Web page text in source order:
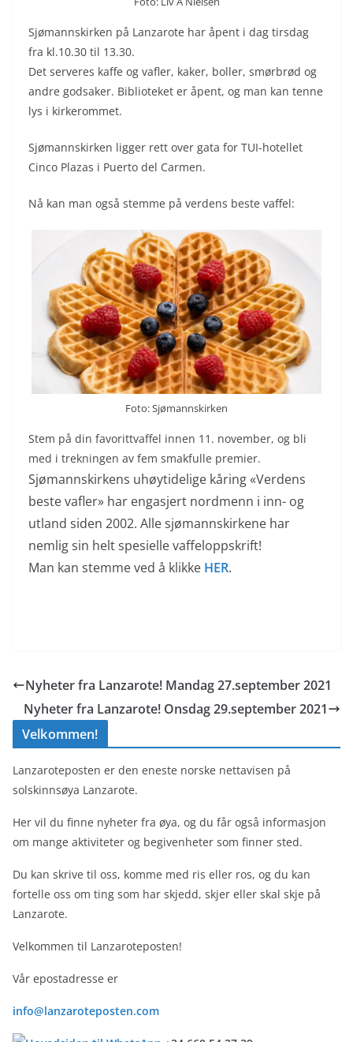
Sjømannskirken på Lanzarote har åpent i dag tirsdag
fra kl.10.30 til 13.30.
Det serveres kaffe og vafler, kaker, boller, smørbrød og
andre godsaker. Biblioteket er åpent, og man kan tenne
lys i kirkerommet.
Sjømannskirken ligger rett over gata for TUI-hotellet
Cinco Plazas i Puerto del Carmen.
Nå kan man også stemme på verdens beste vaffel:
Foto: Sjømannskirken
Stem på din favorittvaffel innen 11. november, og bli
med i trekningen av fem smakfulle premier.
Sjømannskirkens uhøytidelige kåring «Verdens
beste vafler» har engasjert nordmenn i inn- og
utland siden 2002. Alle sjømannskirkene har
nemlig sin helt spesielle vaffeloppskrift!
Man kan stemme ved å klikke HER.
Nyheter fra Lanzarote! Mandag 27.september 2021
Nyheter fra Lanzarote! Onsdag 29.september 2021
Velkommen!
Lanzaroteposten er den eneste norske nettavisen på
solskinnsøya Lanzarote.
Her vil du finne nyheter fra øya, og du får også informasjon
om mange aktiviteter og begivenheter som finner sted.
Du kan skrive til oss, komme med ris eller ros, og du kan
fortelle oss om ting som har skjedd, skjer eller skal skje på
Lanzarote.
Velkommen til Lanzaroteposten!
Vår epostadresse er
info@lanzaroteposten.com